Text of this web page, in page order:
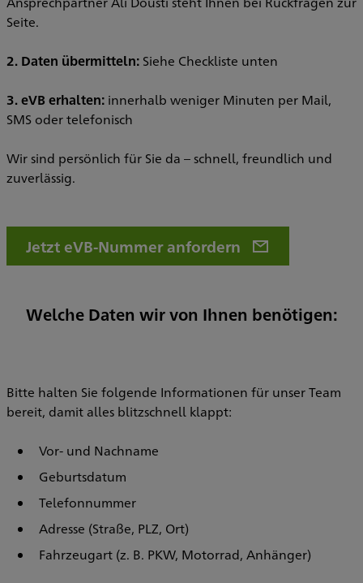
Seite.
2. Daten übermitteln: Siehe Checkliste unten
3. eVB erhalten: innerhalb weniger Minuten per Mail,
SMS oder telefonisch
Wir sind persönlich für Sie da – schnell, freundlich und
zuverlässig.
Jetzt eVB-Nummer anfordern
Welche Daten wir von Ihnen benötigen:
Bitte halten Sie folgende Informationen für unser Team
bereit, damit alles blitzschnell klappt:
Vor- und Nachname
Geburtsdatum
Telefonnummer
Adresse (Straße, PLZ, Ort)
Fahrzeugart (z. B. PKW, Motorrad, Anhänger)